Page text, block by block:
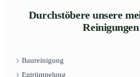
Durchstöbere unsere
Reinigungen
Baureinigung
Entrümpelung